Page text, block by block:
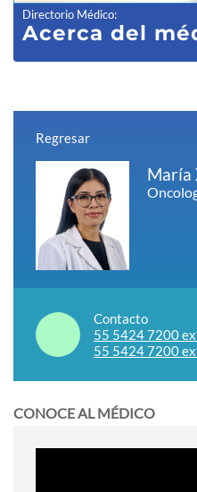
Directorio Médico:
Acerca del
Regresar
María
Contacto
55 5424 7200
55 5424 7200
CONOCE AL MÉDICO